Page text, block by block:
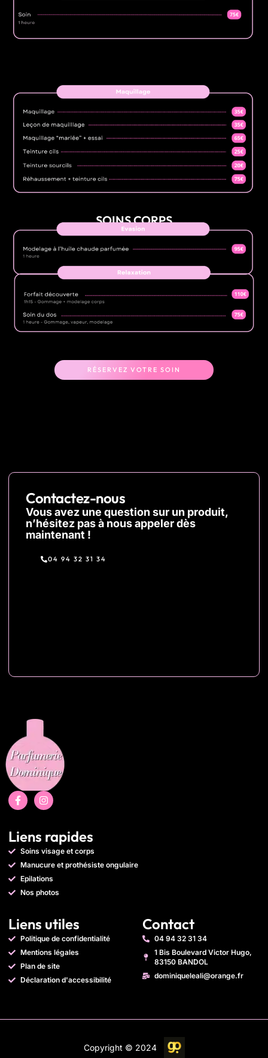
SOINS CORPS
RÉSERVEZ VOTRE SOIN
Contactez-nous
Vous avez une question sur un produit,
n’hésitez pas à nous appeler dès
maintenant !
04 94 32 31 34
Liens rapides
Soins visage et corps
Manucure et prothésiste ongulaire
Epilations
Nos photos
Liens utiles
Politique de confidentialité
Mentions légales
Plan de site
Déclaration d'accessibilité
Contact
04 94 32 31 34
1 Bis Boulevard Victor Hugo,
83150 BANDOL
dominiqueleali@orange.fr
Copyright © 2024